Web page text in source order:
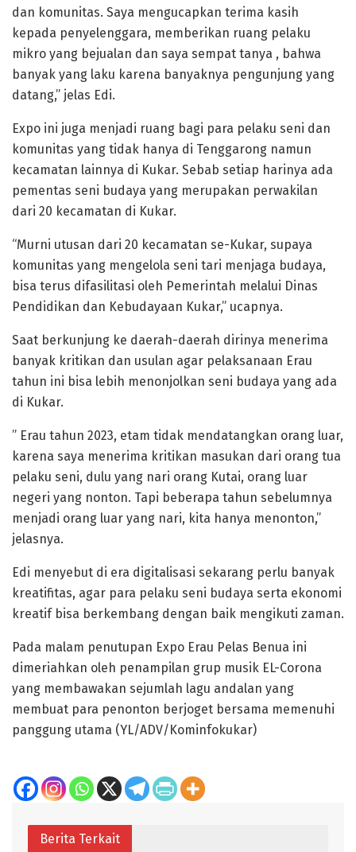
dan komunitas. Saya mengucapkan terima kasih
kepada penyelenggara, memberikan ruang pelaku
mikro yang bejualan dan saya sempat tanya , bahwa
banyak yang laku karena banyaknya pengunjung yang
datang,” jelas Edi.
Expo ini juga menjadi ruang bagi para pelaku seni dan
komunitas yang tidak hanya di Tenggarong namun
kecamatan lainnya di Kukar. Sebab setiap harinya ada
pementas seni budaya yang merupakan perwakilan
dari 20 kecamatan di Kukar.
“Murni utusan dari 20 kecamatan se-Kukar, supaya
komunitas yang mengelola seni tari menjaga budaya,
bisa terus difasilitasi oleh Pemerintah melalui Dinas
Pendidikan dan Kebudayaan Kukar,” ucapnya.
Saat berkunjung ke daerah-daerah dirinya menerima
banyak kritikan dan usulan agar pelaksanaan Erau
tahun ini bisa lebih menonjolkan seni budaya yang ada
di Kukar.
” Erau tahun 2023, etam tidak mendatangkan orang luar,
karena saya menerima kritikan masukan dari orang tua
pelaku seni, dulu yang nari orang Kutai, orang luar
negeri yang nonton. Tapi beberapa tahun sebelumnya
menjadi orang luar yang nari, kita hanya menonton,”
jelasnya.
Edi menyebut di era digitalisasi sekarang perlu banyak
kreatifitas, agar para pelaku seni budaya serta ekonomi
kreatif bisa berkembang dengan baik mengikuti zaman.
Pada malam penutupan Expo Erau Pelas Benua ini
dimeriahkan oleh penampilan grup musik EL-Corona
yang membawakan sejumlah lagu andalan yang
membuat para penonton berjoget bersama memenuhi
panggung utama (YL/ADV/Kominfokukar)
Berita Terkait